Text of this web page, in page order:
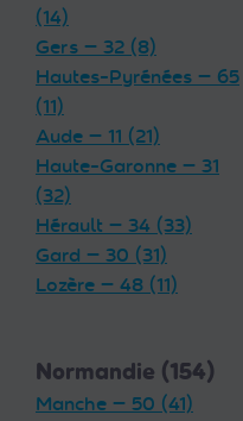
(14)
Gers — 32 (8)
Hautes-Pyrénées — 65
(11)
Aude — 11 (21)
Haute-Garonne — 31
(32)
Hérault — 34 (33)
Gard — 30 (31)
Lozère — 48 (11)
Normandie (154)
Manche — 50 (41)